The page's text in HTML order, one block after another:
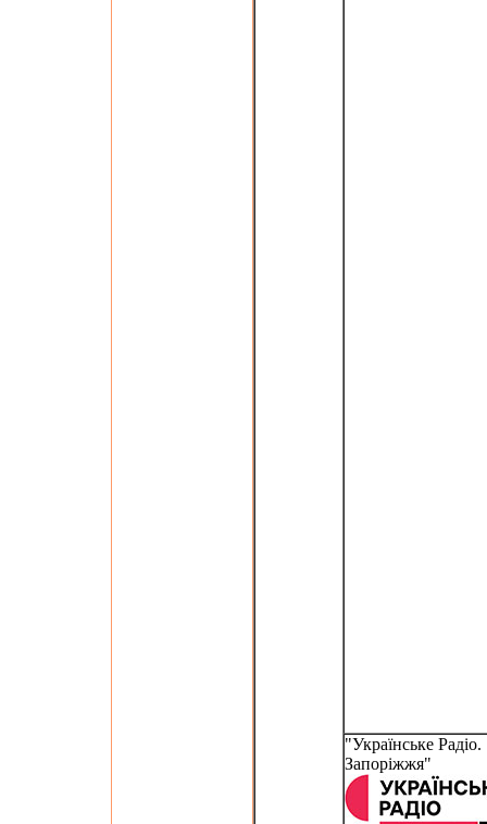
"Українське Радіо.
Запоріжжя"